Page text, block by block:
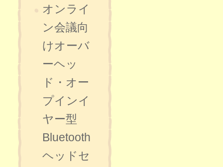
オンライ
ン会議向
けオーバ
ーヘッ
ド・オー
プインイ
ヤー型
Bluetooth
ヘッドセ